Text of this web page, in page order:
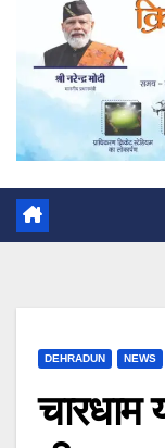
DEHRADUN NEWS
चारधाम